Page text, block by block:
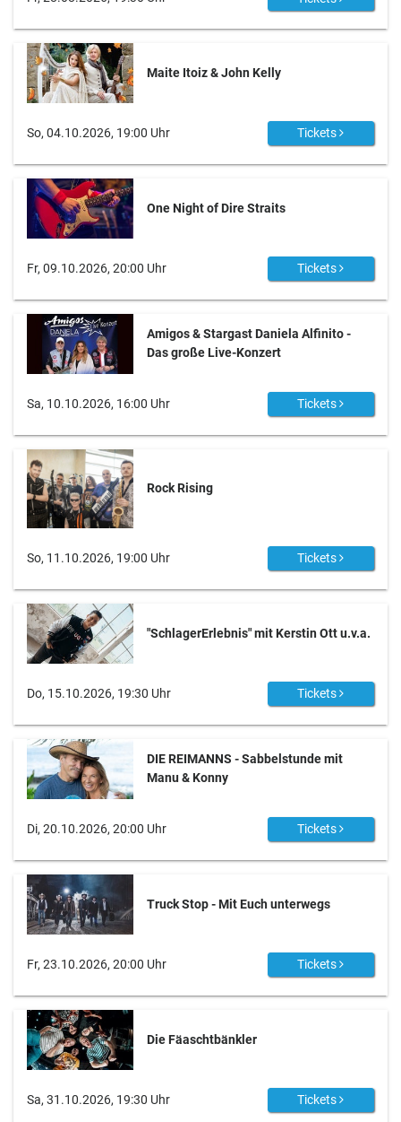
Maite Itoiz & John Kelly
So, 04.10.2026, 19:00 Uhr Tickets
One Night of Dire Straits
Fr, 09.10.2026, 20:00 Uhr Tickets
Amigos & Stargast Daniela Alfinito -
Das große Live-Konzert
Sa, 10.10.2026, 16:00 Uhr Tickets
Rock Rising
So, 11.10.2026, 19:00 Uhr Tickets
"SchlagerErlebnis" mit Kerstin Ott u.v.a.
Do, 15.10.2026, 19:30 Uhr Tickets
DIE REIMANNS - Sabbelstunde mit
Manu & Konny
Di, 20.10.2026, 20:00 Uhr Tickets
Truck Stop - Mit Euch unterwegs
Fr, 23.10.2026, 20:00 Uhr Tickets
Die Fäaschtbänkler
Sa, 31.10.2026, 19:30 Uhr Tickets